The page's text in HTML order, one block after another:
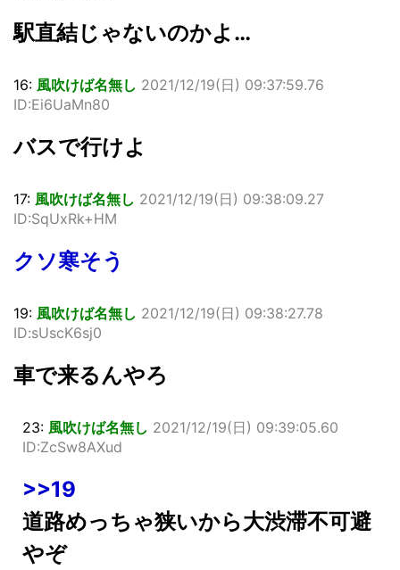
駅直結じゃないのかよ…
16: 風吹けば名無し 2021/12/19(日) 09:37:59.76
ID:Ei6UaMn80
バスで行けよ
17: 風吹けば名無し 2021/12/19(日) 09:38:09.27
ID:SqUxRk+HM
クソ寒そう
19: 風吹けば名無し 2021/12/19(日) 09:38:27.78
ID:sUscK6sj0
車で来るんやろ
23: 風吹けば名無し 2021/12/19(日) 09:39:05.60
ID:ZcSw8AXud
>>19
道路めっちゃ狭いから大渋滞不可避
やぞ